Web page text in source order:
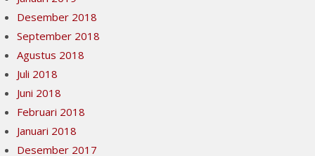
Desember 2018
September 2018
Agustus 2018
Juli 2018
Juni 2018
Februari 2018
Januari 2018
Desember 2017